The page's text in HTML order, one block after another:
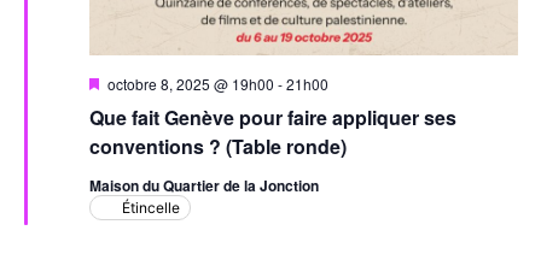
Que fait Genève pour faire appliquer ses
conventions ? (Table ronde)
Mis
avant
octobre 8, 2025 @ 19h00 -21h00
Maison du Quartier de la Jonction
Étincelle